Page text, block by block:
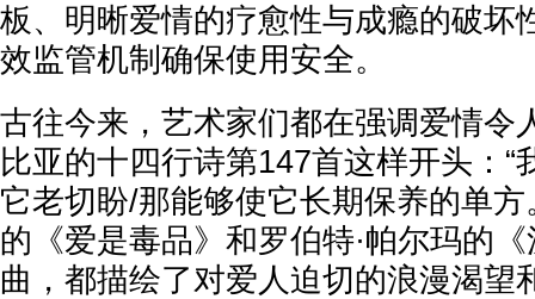
板、明晰爱情的疗愈性与成瘾的破坏
效监管机制确保使用安全。
古往今来，艺术家们都在强调爱情令
比亚的十四行诗第147首这样开头：“
它老切盼/那能够使它长期保养的单方
的《爱是毒品》和罗伯特·帕尔玛的
曲，都描绘了对爱人迫切的浪漫渴望